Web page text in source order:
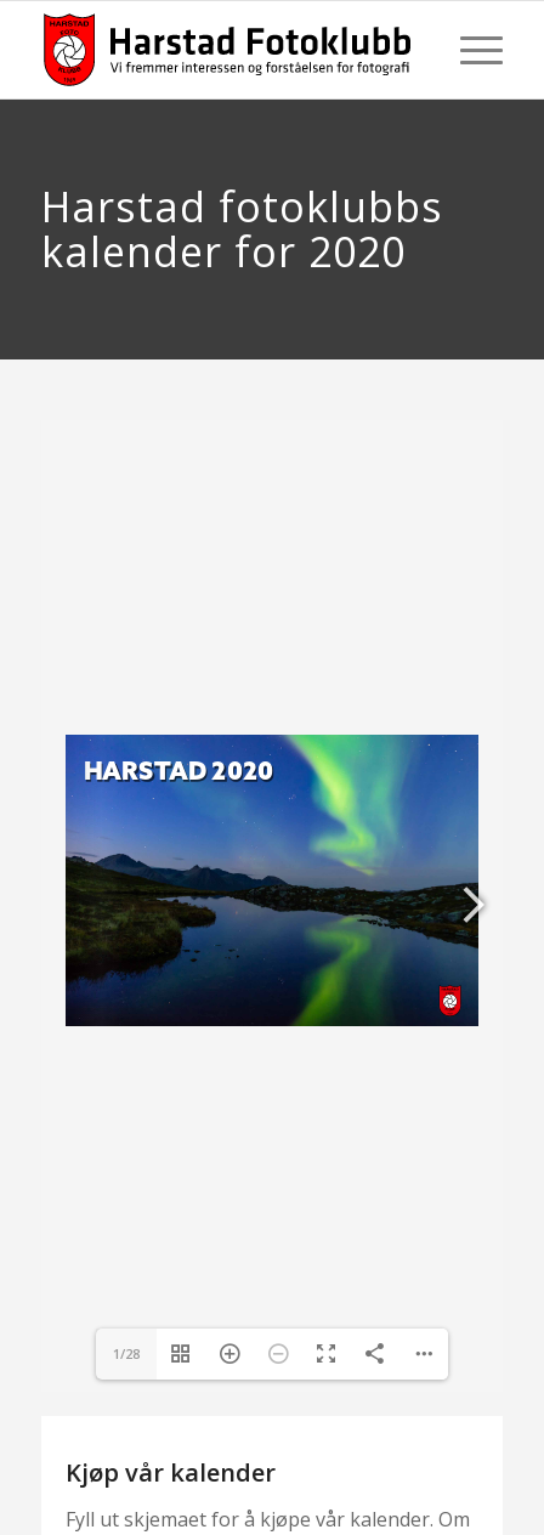
Harstad fotoklubbs
kalender for 2020
1/28
Kjøp vår kalender
Fyll ut skjemaet for å kjøpe vår kalender. Om